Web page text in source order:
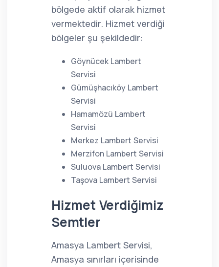
bölgede aktif olarak hizmet
vermektedir. Hizmet verdiği
bölgeler şu şekildedir:
Göynücek Lambert
Servisi
Gümüşhacıköy Lambert
Servisi
Hamamözü Lambert
Servisi
Merkez Lambert Servisi
Merzifon Lambert Servisi
Suluova Lambert Servisi
Taşova Lambert Servisi
Hizmet Verdiğimiz
Semtler
Amasya Lambert Servisi,
Amasya sınırları içerisinde